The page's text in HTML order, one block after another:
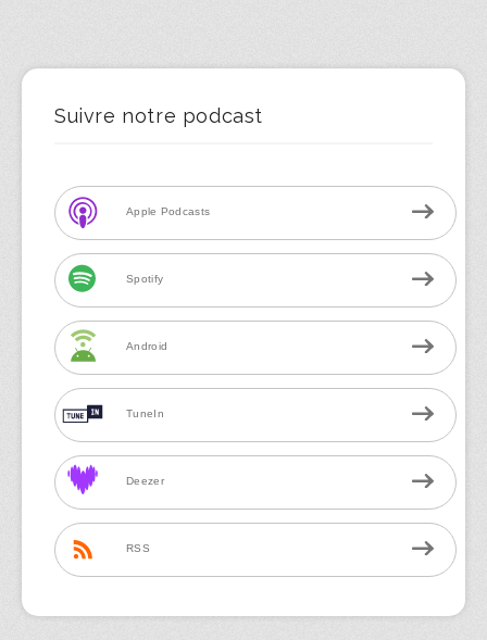
Suivre notre podcast
Apple Podcasts
Spotify
Android
TuneIn
Deezer
RSS